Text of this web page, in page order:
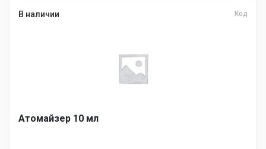
В наличии Код
Атомайзер 10 мл